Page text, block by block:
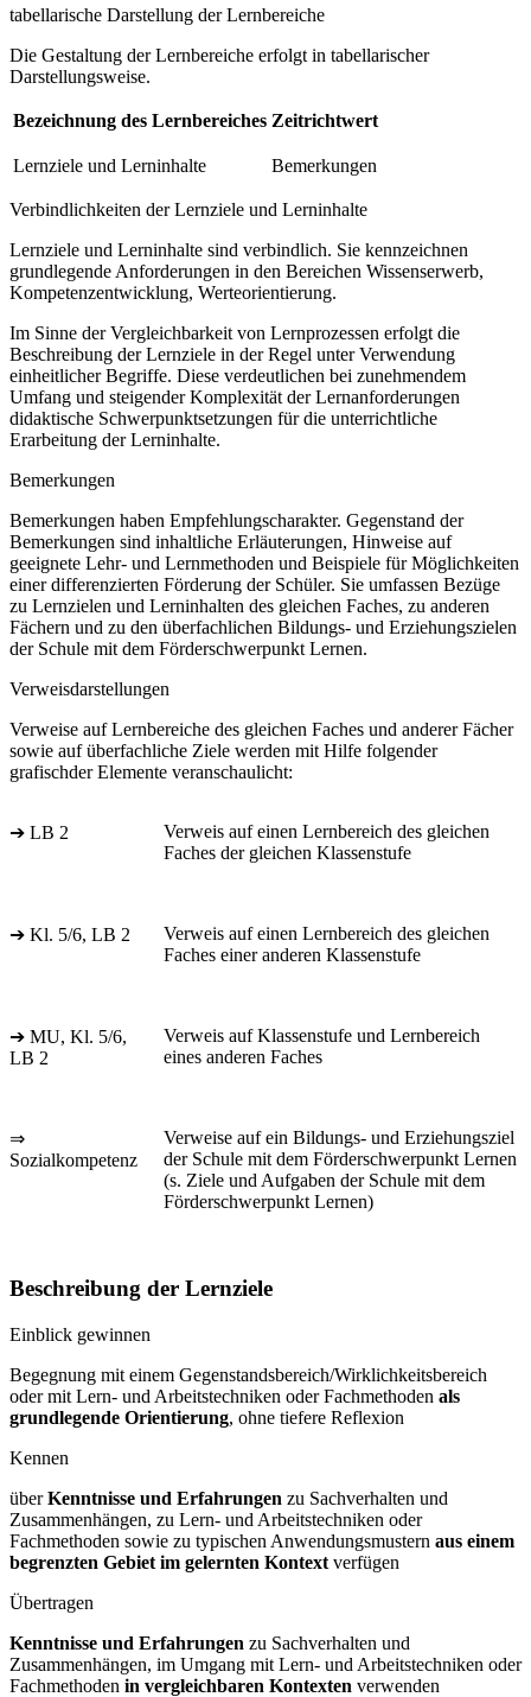
tabellarische Darstellung der Lernbereiche
Die Gestaltung der Lernbereiche erfolgt in tabellarischer
Darstellungsweise.
Bezeichnung des Lernbereiches Zeitrichtwert
Lernziele und Lerninhalte Bemerkungen
Verbindlichkeiten der Lernziele und Lerninhalte
Lernziele und Lerninhalte sind verbindlich. Sie kennzeichnen
grundlegende Anforderungen in den Bereichen Wissenserwerb,
Kompetenzentwicklung, Werteorientierung.
Im Sinne der Vergleichbarkeit von Lernprozessen erfolgt die
Beschreibung der Lernziele in der Regel unter Verwendung
einheitlicher Begriffe. Diese verdeutlichen bei zunehmendem
Umfang und steigender Komplexität der Lernanforderungen
didaktische Schwerpunktsetzungen für die unterrichtliche
Erarbeitung der Lerninhalte.
Bemerkungen
Bemerkungen haben Empfehlungscharakter. Gegenstand der
Bemerkungen sind inhaltliche Erläuterungen, Hinweise auf
geeignete Lehr- und Lernmethoden und Beispiele für Möglichkeiten
einer differenzierten Förderung der Schüler. Sie umfassen Bezüge
zu Lernzielen und Lerninhalten des gleichen Faches, zu anderen
Fächern und zu den überfachlichen Bildungs- und Erziehungszielen
der Schule mit dem Förderschwerpunkt Lernen.
Verweisdarstellungen
Verweise auf Lernbereiche des gleichen Faches und anderer Fächer
sowie auf überfachliche Ziele werden mit Hilfe folgender
grafischder Elemente veranschaulicht:
➔ LB 2
Verweis auf einen Lernbereich des gleichen
Faches der gleichen Klassenstufe
➔ Kl. 5/6, LB 2
Verweis auf einen Lernbereich des gleichen
Faches einer anderen Klassenstufe
➔ MU, Kl. 5/6,
LB 2
Verweis auf Klassenstufe und Lernbereich
eines anderen Faches
⇒
Sozialkompetenz
Verweise auf ein Bildungs- und Erziehungsziel
der Schule mit dem Förderschwerpunkt Lernen
(s. Ziele und Aufgaben der Schule mit dem
Förderschwerpunkt Lernen)
Beschreibung der Lernziele
Einblick gewinnen
Begegnung mit einem Gegenstandsbereich/Wirklichkeitsbereich
oder mit Lern- und Arbeitstechniken oder Fachmethoden als
grundlegende Orientierung, ohne tiefere Reflexion
Kennen
überKenntnisse und Erfahrungen zu Sachverhalten und
Zusammenhängen, zu Lern- und Arbeitstechniken oder
Fachmethoden sowie zu typischen Anwendungsmustern aus einem
begrenzten Gebiet im gelernten Kontext verfügen
Übertragen
Kenntnisse und Erfahrungen zu Sachverhalten und
Zusammenhängen, im Umgang mit Lern- und Arbeitstechniken oder
Fachmethoden in vergleichbaren Kontexten verwenden